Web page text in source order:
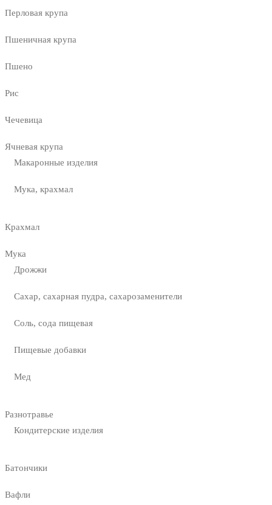
Перловая крупа
Пшеничная крупа
Пшено
Рис
Чечевица
Ячневая крупа
Макаронные изделия
Мука, крахмал
Крахмал
Мука
Дрожжи
Сахар, сахарная пудра, сахарозаменители
Соль, сода пищевая
Пищевые добавки
Мед
Разнотравье
Кондитерские изделия
Батончики
Вафли